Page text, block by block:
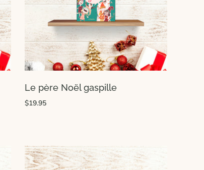
Le père Noël gaspille
$19.95